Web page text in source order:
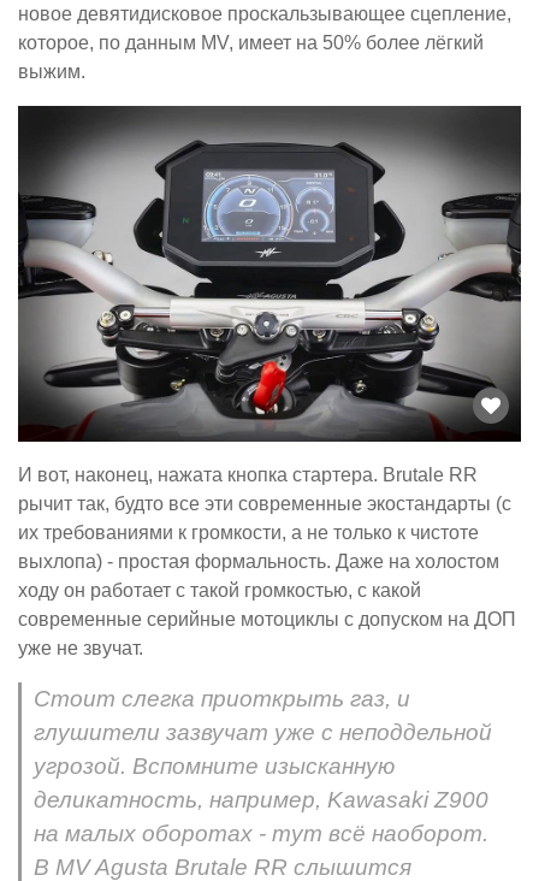
новое девятидисковое проскальзывающее сцепление,
которое, по данным MV, имеет на 50% более лёгкий
выжим.
И вот, наконец, нажата кнопка стартера. Brutale RR
рычит так, будто все эти современные экостандарты (с
их требованиями к громкости, а не только к чистоте
выхлопа) - простая формальность. Даже на холостом
ходу он работает с такой громкостью, с какой
современные серийные мотоциклы с допуском на ДОП
уже не звучат.
Стоит слегка приоткрыть газ, и
глушители зазвучат уже с неподдельной
угрозой. Вспомните изысканную
деликатность, например, Kawasaki Z900
на малых оборотах - тут всё наоборот.
В MV Agusta Brutale RR слышится